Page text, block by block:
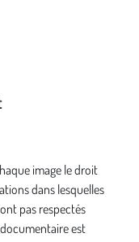
image le droit
dans lesquelles
pas respectés
est